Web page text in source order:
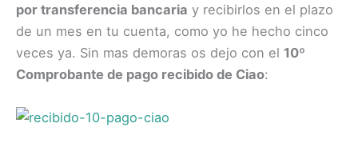
por transferencia bancaria y recibirlos en el plazo
de un mes en tu cuenta, como yo he hecho cinco
veces ya. Sin mas demoras os dejo con el 10º
Comprobante de pago recibido de Ciao: